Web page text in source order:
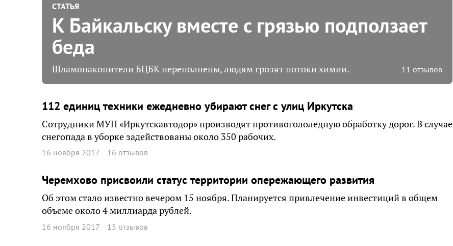
СТАТЬЯ
К Байкальску вместе с грязью подползает
беда
Шламонакопители БЦБК переполнены, людям грозят потоки химии. 11 отзывов
112 единиц техники ежедневно убирают снег с улиц Иркутска
Сотрудники МУП «Иркутскавтодор» производят противогололедную обработку дорог. В случае
снегопада в уборке задействованы около 350 рабочих.
16 ноября 2017 16 отзывов
Черемхово присвоили статус территории опережающего развития
Об этом стало известно вечером 15 ноября. Планируется привлечение инвестиций в общем
объеме около 4 миллиарда рублей.
16 ноября 2017 15 отзывов